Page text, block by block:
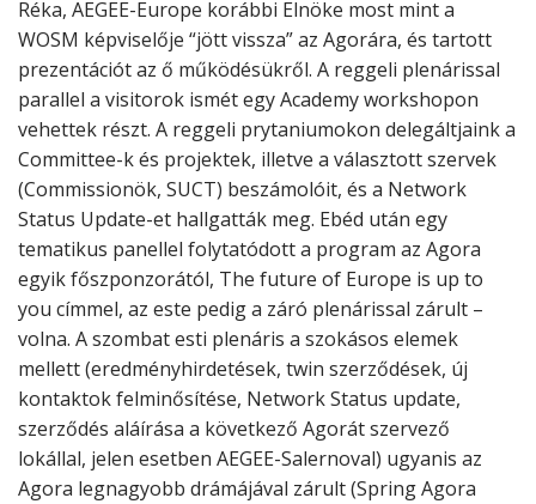
Réka, AEGEE-Europe korábbi Elnöke most mint a
WOSM képviselője “jött vissza” az Agorára, és tartott
prezentációt az ő működésükről. A reggeli plenárissal
parallel a visitorok ismét egy Academy workshopon
vehettek részt. A reggeli prytaniumokon delegáltjaink a
Committee-k és projektek, illetve a választott szervek
(Commissionök, SUCT) beszámolóit, és a Network
Status Update-et hallgatták meg. Ebéd után egy
tematikus panellel folytatódott a program az Agora
egyik főszponzorától, The future of Europe is up to
you címmel, az este pedig a záró plenárissal zárult –
volna. A szombat esti plenáris a szokásos elemek
mellett (eredményhirdetések, twin szerződések, új
kontaktok felminősítése, Network Status update,
szerződés aláírása a következő Agorát szervező
lokállal, jelen esetben AEGEE-Salernoval) ugyanis az
Agora legnagyobb drámájával zárult (Spring Agora